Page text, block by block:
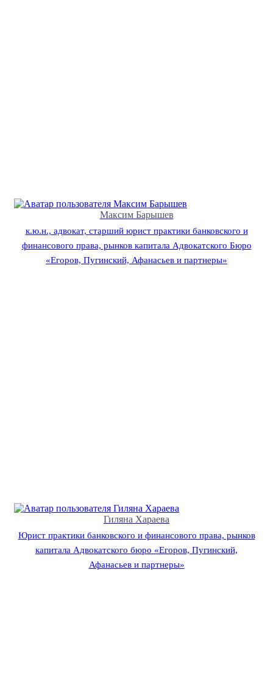
Максим Барышев
к.ю.н., адвокат, старший юрист практики банковского и
финансового права, рынков капитала Адвокатского Бюро
«Егоров, Пугинский, Афанасьев и партнеры»
Гиляна Хараева
Юрист практики банковского и финансового права, рынков
капитала Адвокатского бюро «Егоров, Пугинский,
Афанасьев и партнеры»